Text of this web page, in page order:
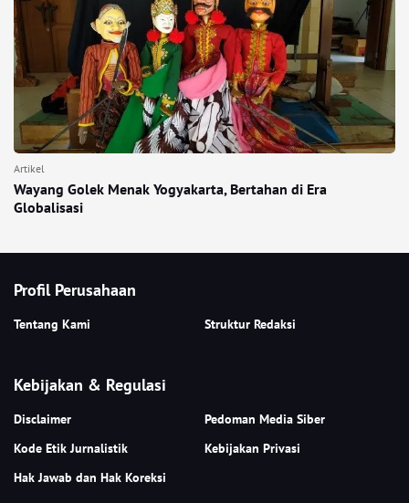
Artikel
Wayang Golek Menak Yogyakarta, Bertahan di Era
Globalisasi
Profil Perusahaan
Tentang Kami Struktur Redaksi
Kebijakan & Regulasi
Disclaimer
Pedoman Media Siber
Kode Etik Jurnalistik
Kebijakan Privasi
Hak Jawab dan Hak Koreksi